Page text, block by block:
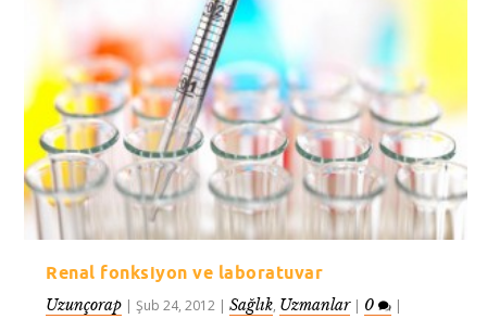
Renal fonksiyon ve laboratuvar
Uzunçorap |Şub 24, 2012 |Sağlık, Uzmanlar| 0 |